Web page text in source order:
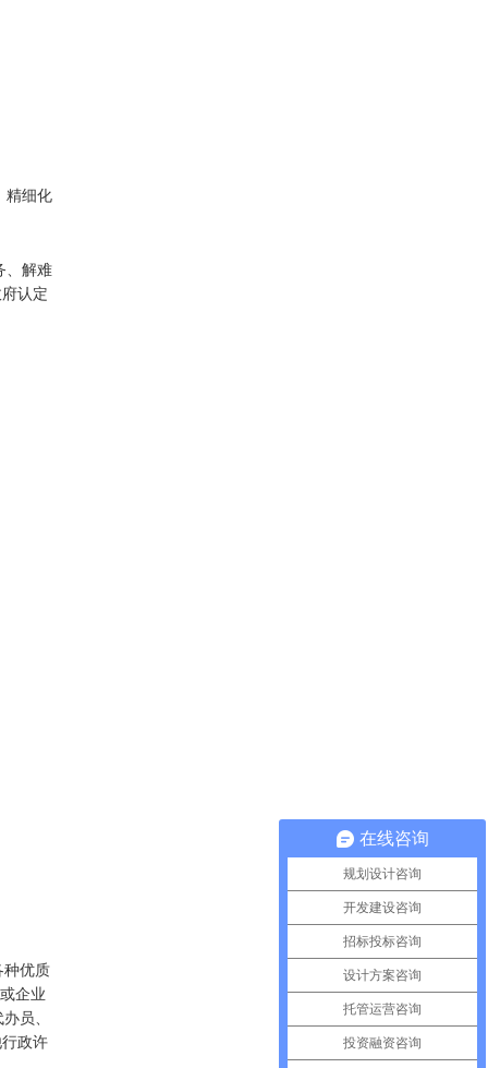
精细化
、解难
认定
种优质
企业
员、
政许
在线咨询
规划设计咨询
开发建设咨询
招标投标咨询
设计方案咨询
托管运营咨询
投资融资咨询